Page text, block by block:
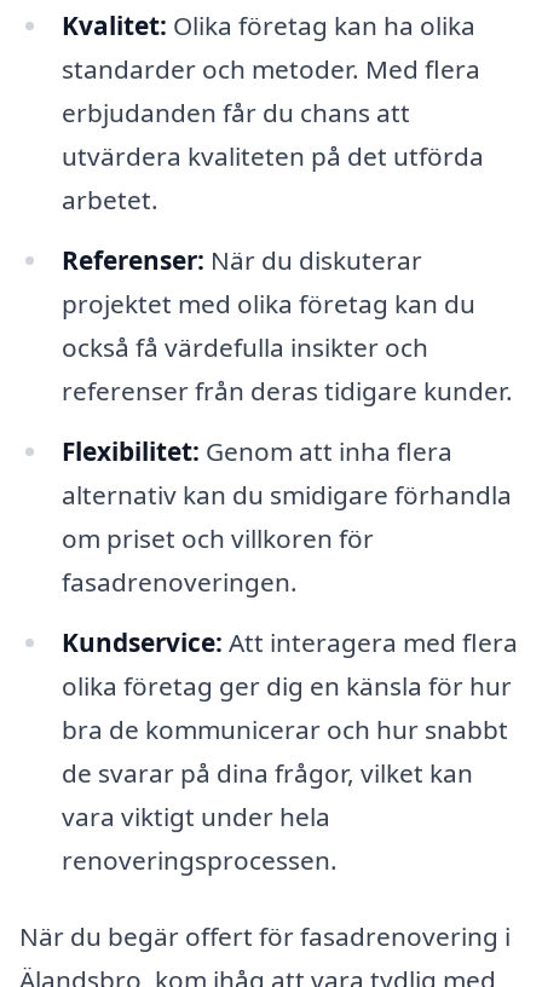
Kvalitet: Olika företag kan ha olika
standarder och metoder. Med flera
erbjudanden får du chans att
utvärdera kvaliteten på det utförda
arbetet.
Referenser: När du diskuterar
projektet med olika företag kan du
också få värdefulla insikter och
referenser från deras tidigare kunder.
Flexibilitet: Genom att inha flera
alternativ kan du smidigare förhandla
om priset och villkoren för
fasadrenoveringen.
Kundservice: Att interagera med flera
olika företag ger dig en känsla för hur
bra de kommunicerar och hur snabbt
de svarar på dina frågor, vilket kan
vara viktigt under hela
renoveringsprocessen.
När du begär offert för fasadrenovering i